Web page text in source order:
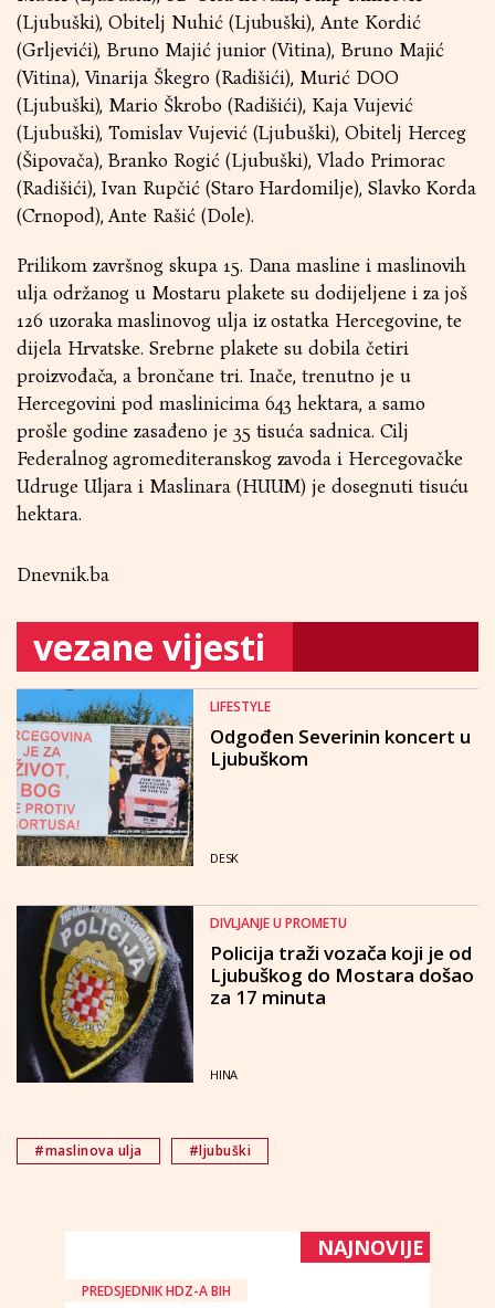
(Ljubuški), Obitelj Nuhić (Ljubuški), Ante Kordić
(Grljevići), Bruno Majić junior (Vitina), Bruno Majić
(Vitina), Vinarija Škegro (Radišići), Murić DOO
(Ljubuški), Mario Škrobo (Radišići), Kaja Vujević
(Ljubuški), Tomislav Vujević (Ljubuški), Obitelj Herceg
(Šipovača), Branko Rogić (Ljubuški), Vlado Primorac
(Radišići), Ivan Rupčić (Staro Hardomilje), Slavko Korda
(Crnopod), Ante Rašić (Dole).
Prilikom završnog skupa 15. Dana masline i maslinovih
ulja održanog u Mostaru plakete su dodijeljene i za još
126 uzoraka maslinovog ulja iz ostatka Hercegovine, te
dijela Hrvatske. Srebrne plakete su dobila četiri
proizvođača, a brončane tri. Inače, trenutno je u
Hercegovini pod maslinicima 643 hektara, a samo
prošle godine zasađeno je 35 tisuća sadnica. Cilj
Federalnog agromediteranskog zavoda i Hercegovačke
Udruge Uljara i Maslinara (HUUM) je dosegnuti tisuću
hektara.
Dnevnik.ba
vezane vijesti
LIFESTYLE
Odgođen Severinin koncert u
Ljubuškom
DESK
DIVLJANJE U PROMETU
Policija traži vozača koji je od
Ljubuškog do Mostara došao
za 17 minuta
HINA
#maslinova ulja #ljubuški
NAJNOVIJE
PREDSJEDNIK HDZ-A BIH